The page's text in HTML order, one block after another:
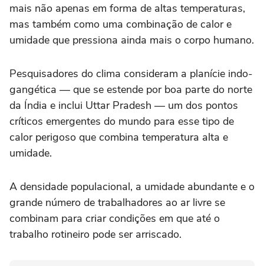
mais não apenas em forma de altas temperaturas,
mas também como uma combinação de calor e
umidade que pressiona ainda mais o corpo humano.
Pesquisadores do clima consideram a planície indo-
gangética — que se estende por boa parte do norte
da Índia e inclui Uttar Pradesh — um dos pontos
críticos emergentes do mundo para esse tipo de
calor perigoso que combina temperatura alta e
umidade.
A densidade populacional, a umidade abundante e o
grande número de trabalhadores ao ar livre se
combinam para criar condições em que até o
trabalho rotineiro pode ser arriscado.